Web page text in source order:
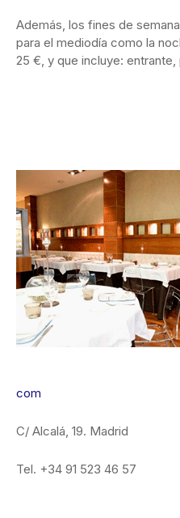
Además, los fines de
para el mediodía como la
25 €, y que incluye:
com
C/ Alcalá, 19. Madrid
Tel. +34 91 523 46 57